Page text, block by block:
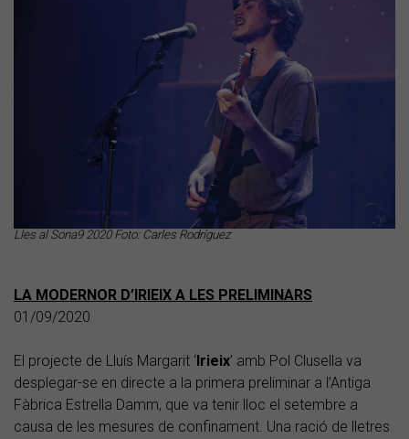
Lles al Sona9 2020 Foto: Carles Rodríguez
LA MODERNOR D’IRIEIX A LES PRELIMINARS
01/09/2020
El projecte de Lluís Margarit ‘ Irieix’ amb Pol Clusella va
desplegar-se en directe a la primera preliminar a l’Antiga
Fàbrica Estrella Damm, que va tenir lloc el setembre a
causa de les mesures de confinament. Una ració de lletres